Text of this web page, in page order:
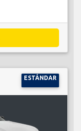
ESTÁNDAR